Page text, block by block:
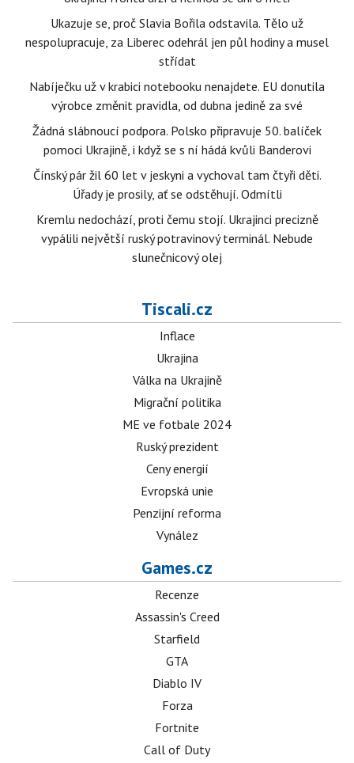
Ukazuje se, proč Slavia Bořila odstavila. Tělo už
nespolupracuje, za Liberec odehrál jen půl hodiny a musel
střídat
Nabíječku už v krabici notebooku nenajdete. EU donutila
výrobce změnit pravidla, od dubna jedině za své
Žádná slábnoucí podpora. Polsko připravuje 50. balíček
pomoci Ukrajině, i když se s ní hádá kvůli Banderovi
Čínský pár žil 60 let v jeskyni a vychoval tam čtyři děti.
Úřady je prosily, ať se odstěhují. Odmítli
Kremlu nedochází, proti čemu stojí. Ukrajinci precizně
vypálili největší ruský potravinový terminál. Nebude
slunečnicový olej
Tiscali.cz
Inflace
Ukrajina
Válka na Ukrajině
Migrační politika
ME ve fotbale 2024
Ruský prezident
Ceny energií
Evropská unie
Penzijní reforma
Vynález
Games.cz
Recenze
Assassin's Creed
Starfield
GTA
Diablo IV
Forza
Fortnite
Call of Duty